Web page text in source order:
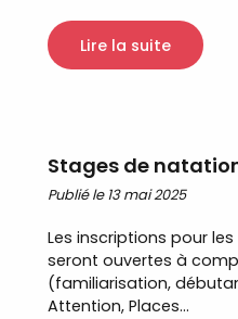
Lire la suite
Stages de
Publié le 13 mai 2025
Les inscriptions pour
seront ouvertes à
(familiarisation,
Attention, Places...